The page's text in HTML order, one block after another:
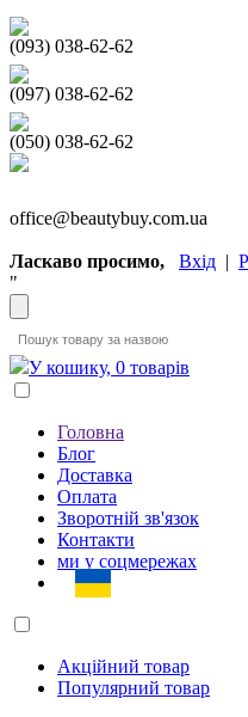
(093) 038-62-62
(097) 038-62-62
(050) 038-62-62
office@beautybuy.com.ua
Ласкаво просимо, Вхід |
"
У кошику, 0 товарів
Головна
Блог
Доставка
Оплата
Зворотній зв'язок
Контакти
ми у соцмережах
Акційний товар
Популярний товар